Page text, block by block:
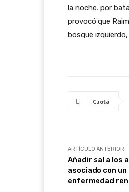
la noche, por
provocó que
bosque
Cuota
ARTÍCULO ANTERIOR
Añadir sal a los
asociado con
enfermedad